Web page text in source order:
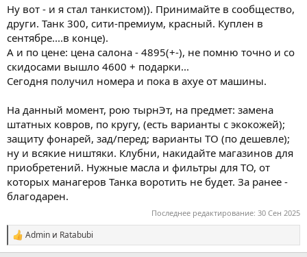
Ну вот - и я стал танкистом)). Принимайте в сообщество,
други. Танк 300, сити-премиум, красный. Куплен в
сентябре....в конце).
А и по цене: цена салона - 4895(+-), не помню точно и со
скидосами вышло 4600 + подарки...
Сегодня получил номера и пока в ахуе от машины.
На данный момент, рою тырнЭт, на предмет: замена
штатных ковров, по кругу, (есть варианты с экокожей);
защиту фонарей, зад/перед; варианты ТО (по дешевле);
ну и всякие ништяки. Клубни, накидайте магазинов для
приобретений. Нужные масла и фильтры для ТО, от
которых манагеров Танка воротить не будет. За ранее -
благодарен.
Последнее редактирование: 30 Сен 2025
С
и
Admin и Ratabubi